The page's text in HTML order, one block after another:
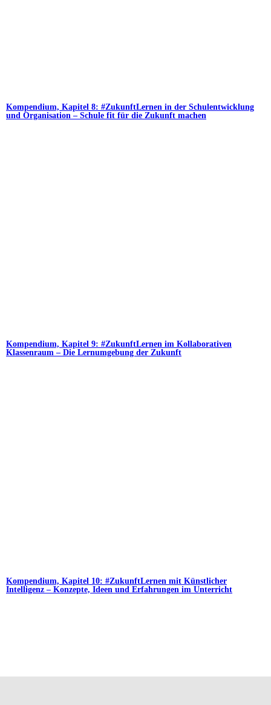
Kompendium, Kapitel 8: #ZukunftLernen in der Schulentwicklung
und Organisation – Schule fit für die Zukunft machen
Kompendium, Kapitel 9: #ZukunftLernen im Kollaborativen
Klassenraum – Die Lernumgebung der Zukunft
Kompendium, Kapitel 10: #ZukunftLernen mit Künstlicher
Intelligenz – Konzepte, Ideen und Erfahrungen im Unterricht